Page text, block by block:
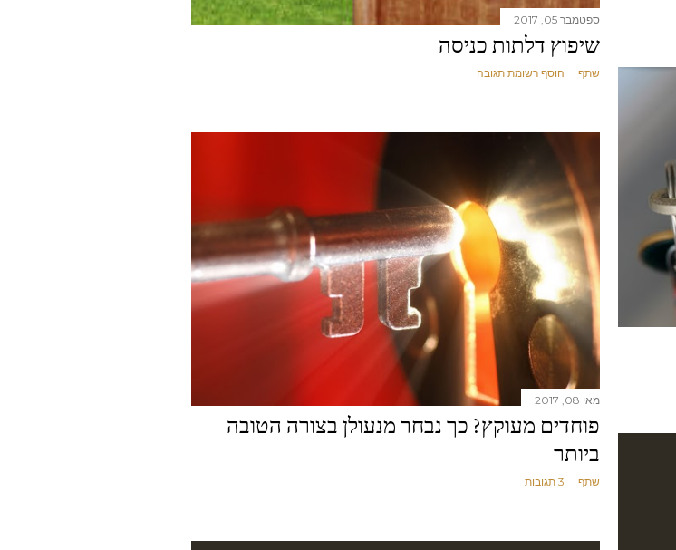
ספטמבר 05, 2017
שיפוץ דלתות כניסה
שתף הוסף רשומת תגובה
מאי 08, 2017
פוחדים מעוקץ? כך נבחר מנעולן בצורה הטובה
ביותר
שתף 3 תגובות